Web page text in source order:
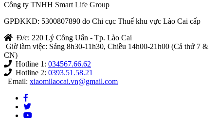
Công ty TNHH Smart Life Group
GPĐKKD: 5300807890 do Chi cục Thuế khu vực Lào Cai cấp
Đ/c: 220 Lý Công Uẩn - Tp. Lào Cai
Giờ làm việc: Sáng 8h30-11h30, Chiều 14h00-21h00 (Cả thứ 7 &
CN)
Hotline 1: 034567.66.62
Hotline 2: 0393.51.58.21
Email: xiaomilaocai.vn@gmail.com